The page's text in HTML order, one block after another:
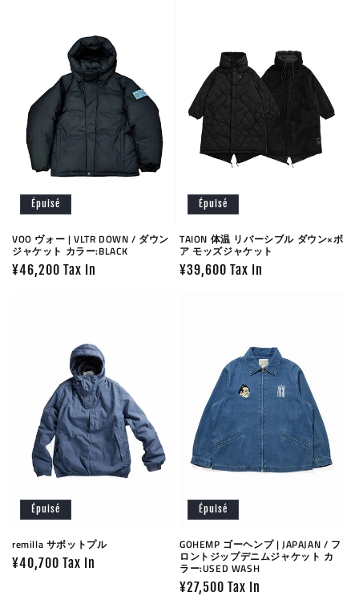
Épuisé
VOO ヴォー | VLTR DOWN / ダウン
ジャケット カラー:BLACK
Prix
¥46,200 Tax In
Épuisé
TAION 体温 リバーシブル ダウン×ボ
ア モッズジャケット
Prix
¥39,600 Tax In
Épuisé
remilla サボットプル
Prix
¥40,700 Tax In
Épuisé
GOHEMP ゴーヘンプ | JAPAJAN / フ
ロントジップデニムジャケット カ
ラー:USED WASH
Prix
¥27,500 Tax In